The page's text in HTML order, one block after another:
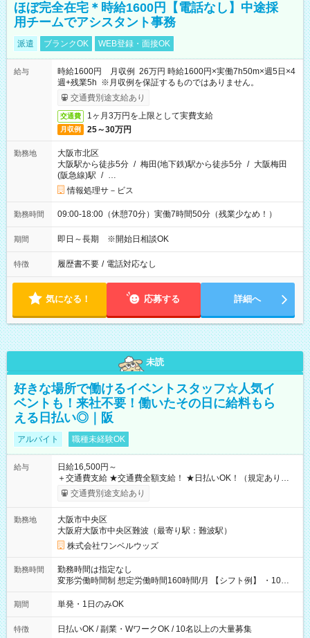
ほぼ完全在宅＊時給1600円【電話なし】中途採
用チームでアシスタント事務
派遣 ブランクOK WEB登録・面接OK
給与
時給1600円 月収例 26万円 時給1600円×実働7h50m×週5日×4
週+残業5h ※月収例を保証するものではありません。
交通費別途支給あり
交通費 1ヶ月3万円を上限として実費支給
月収例 25～30万円
勤務地
大阪市北区
大阪駅から徒歩5分 / 梅田(地下鉄)駅から徒歩5分 / 大阪梅田
(阪急線)駅 / …
情報処理サ－ビス
勤務時間 09:00-18:00（休憩70分）実働7時間50分（残業少なめ！）
期間 即日～長期 ※開始日相談OK
特徴 履歴書不要 / 電話対応なし
気になる！ 応募する 詳細へ
未読
好きな場所で働けるイベントスタッフ☆人気イ
ベントも！来社不要！働いたその日に給料もら
える日払い◎｜阪
アルバイト 職種未経験OK
給与
日給16,500円～
＋交通費支給 ★交通費全額支給！ ★日払いOK！（規定あり） ┗
働いたその日に現金GET♪ お仕事後はコンビニATMから 日払
交通費別途支給あり
勤務地
大阪市中央区
大阪府大阪市中央区難波（最寄り駅：難波駅）
株式会社ワンベルウッズ
勤務時間
勤務時間は指定なし
変形労働時間制 想定労働時間160時間/月 【シフト例】 ・10：
00～20：00
期間 単発・1日のみOK
特徴 日払いOK / 副業・WワークOK / 10名以上の大量募集